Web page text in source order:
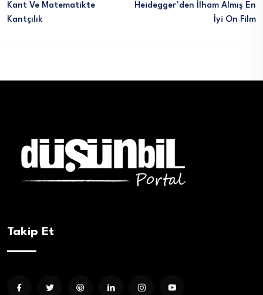
Kant Ve Matematikte
Kantçılık
Heidegger’den İlham Almış En
İyi On Film
Takip Et